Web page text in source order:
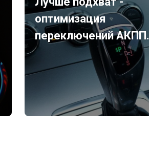
оптимизация
переключений АКПП.